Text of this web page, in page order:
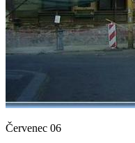
Červenec 06